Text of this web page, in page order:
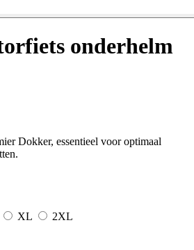
onderhelm
Dokker, essentieel voor optimaal
XL
2XL